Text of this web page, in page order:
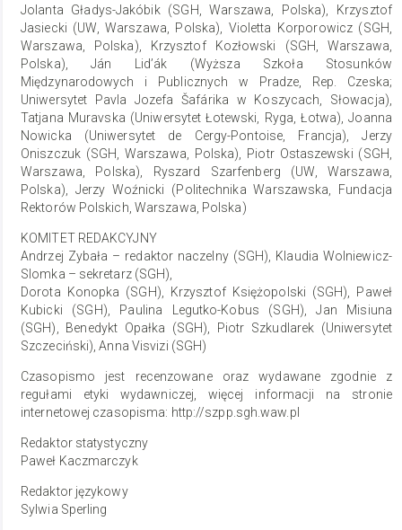
Jolanta Gładys-Jakóbik (SGH, Warszawa, Polska), Krzysztof
Jasiecki (UW, Warszawa, Polska), Violetta Korporowicz (SGH,
Warszawa, Polska), Krzysztof Kozłowski (SGH, Warszawa,
Polska), Ján Lid’ák (Wyższa Szkoła Stosunków
Międzynarodowych i Publicznych w Pradze, Rep. Czeska;
Uniwersytet Pavla Jozefa Šafárika w Koszycach, Słowacja),
Tatjana Muravska (Uniwersytet Łotewski, Ryga, Łotwa), Joanna
Nowicka (Uniwersytet de Cergy-Pontoise, Francja), Jerzy
Oniszczuk (SGH, Warszawa, Polska), Piotr Ostaszewski (SGH,
Warszawa, Polska), Ryszard Szarfenberg (UW, Warszawa,
Polska), Jerzy Woźnicki (Politechnika Warszawska, Fundacja
Rektorów Polskich, Warszawa, Polska)
KOMITET REDAKCYJNY
Andrzej Zybała – redaktor naczelny (SGH), Klaudia Wolniewicz-
Slomka – sekretarz (SGH),
Dorota Konopka (SGH), Krzysztof Księżopolski (SGH), Paweł
Kubicki (SGH), Paulina Legutko-Kobus (SGH), Jan Misiuna
(SGH), Benedykt Opałka (SGH), Piotr Szkudlarek (Uniwersytet
Szczeciński), Anna Visvizi (SGH)
Czasopismo jest recenzowane oraz wydawane zgodnie z
regułami etyki wydawniczej, więcej informacji na stronie
internetowej czasopisma: http://szpp.sgh.waw.pl
Redaktor statystyczny
Paweł Kaczmarczyk
Redaktor językowy
Sylwia Sperling